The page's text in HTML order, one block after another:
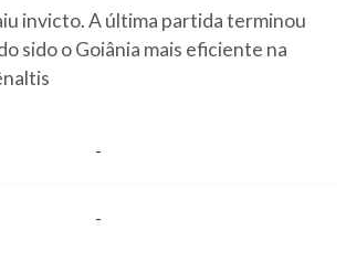
invicto. A última partida terminou
sido o Goiânia mais eficiente na
-
-